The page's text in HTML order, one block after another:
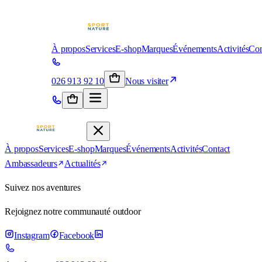
À proposServicesE-shopMarquesÉvénementsActivités
026 913 92 10 Nous visiter
À proposServicesE-shopMarquesÉvénementsActivitésContact
Ambassadeurs
Actualités
Suivez nos aventures
Rejoignez notre communauté outdoor
Instagram Facebook